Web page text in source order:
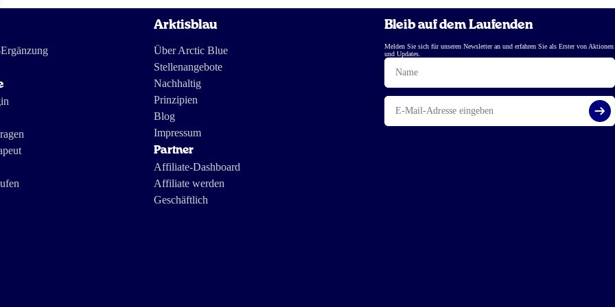
Arktisblau
Über Arctic Blue
Stellenangebote
Nachhaltig
Prinzipien
Blog
Impressum
Partner
Affiliate-Dashboard
Affiliate werden
Geschäftlich
Bleib auf dem Laufenden
Melden Sie sich für unseren Newsletter an und erfahren Sie als Erster von Aktionen
und Updates.
Name
E-
Mail